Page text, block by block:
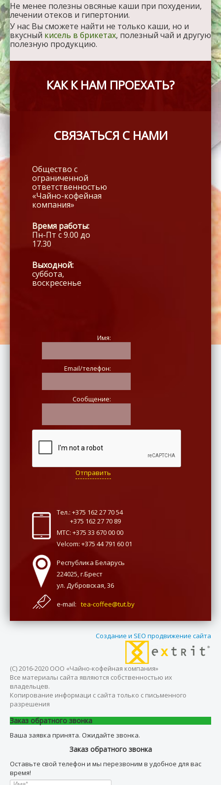
Не менее полезны овсяные каши при похудении,
лечении отеков и гипертонии.
У нас Вы сможете найти не только каши, но и
вкусный кисель в брикетах, полезный чай и другую
полезную продукцию.
КАК К НАМ ПРОЕХАТЬ?
СВЯЗАТЬСЯ С НАМИ
Общество с
ограниченной
ответственностью
«Чайно-кофейная
компания»
Время работы:
Пн-Пт с 9.00 до
17.30
Выходной:
суббота,
воскресенье
Имя:
Email/телефон:
Сообщение:
Отправить
Тел.: +375 162 27 70 54
+375 162 27 70 89
МТС: +375 33 670 00 00
Velcom: +375 44 791 60 01
Республика Беларусь
224025, г.Брест
ул. Дубровская, 36
e-mail: tea-coffee@tut.by
Создание и SEO продвижение сайта
(С) 2016-2020 ООО «Чайно-кофейная компания»
Все материалы сайта являются собственностью их
владельцев.
Копирование информаци с сайта только с письменного
разрешения
Заказ обратного звонка
Ваша заявка принята. Ожидайте звонка.
Заказ обратного звонка
Оставьте свой телефон и мы перезвоним в удобное для вас
время!